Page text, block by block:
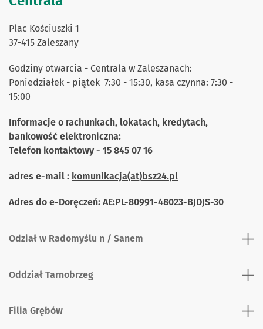
Plac Kościuszki 1
37-415 Zaleszany
Godziny otwarcia - Centrala w Zaleszanach:
Poniedziałek - piątek 7:30 - 15:30, kasa czynna: 7:30 -
15:00
Informacje o rachunkach, lokatach, kredytach,
bankowość elektroniczna:
Telefon kontaktowy - 15 845 07 16
adres e-mail : komunikacja(at)bsz24.pl
Adres do e-Doręczeń: AE:PL-80991-48023-BJDJS-30
Odział w Radomyślu n / Sanem
Oddział Tarnobrzeg
Filia Grębów